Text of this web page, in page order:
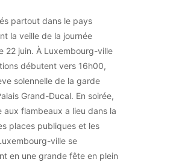
partout dans le pays
la veille de la journée
22 juin. À Luxembourg-ville
débutent vers 16h00,
solennelle de la garde
Grand-Ducal. En soirée,
aux flambeaux a lieu dans la
places publiques et les
ville se
en une grande fête en plein